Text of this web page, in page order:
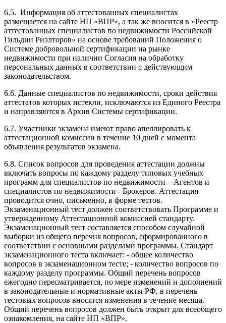
6.5. Информация об аттестованных специалистах
размещается на сайте НП «ВПР», а так же вносится в «Реестр
аттестованных специалистов по недвижимости Российской
Гильдии Риэлторов» на основе требований Положения о
Системе добровольной сертификации на рынке
недвижимости при наличии Согласия на обработку
персональных данных в соответствии с действующим
законодательством.
6.6. Данные специалистов по недвижимости, сроки действия
аттестатов которых истекли, исключаются из Единого Реестра
и направляются в Архив Системы сертификации.
6.7. Участники экзамена имеют право апеллировать к
аттестационной комиссии в течение 10 дней с момента
объявления результатов экзамена.
6.8. Список вопросов для проведения аттестации должны
включать вопросы по каждому разделу типовых учебных
программ для специалистов по недвижимости – Агентов и
специалистов по недвижимости - Брокеров. Аттестация
проводится очно, письменно, в форме тестов.
Экзаменационный тест должен соответствовать Программе и
утвержденному Аттестационной комиссией стандарту.
Экзаменационный тест составляется способом случайной
выборки из общего перечня вопросов, сформированного в
соответствии с основными разделами программы. Стандарт
экзаменационного теста включает: - общее количество
вопросов в экзаменационном тесте; - количество вопросов по
каждому разделу программы. Общий перечень вопросов
ежегодно пересматривается, по мере изменений и дополнений
в законодательные и нормативные акты РФ, в перечень
тестовых вопросов вносятся изменения в течение месяца.
Общий перечень вопросов должен быть открыт для всеобщего
ознакомления, на сайте НП «ВПР».